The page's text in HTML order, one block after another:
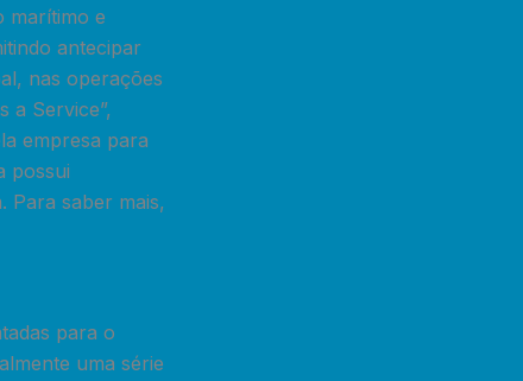
marítimo e
antecipar
nas operações
a Service”,
empresa para
possui
Para saber mais,
para o
uma série